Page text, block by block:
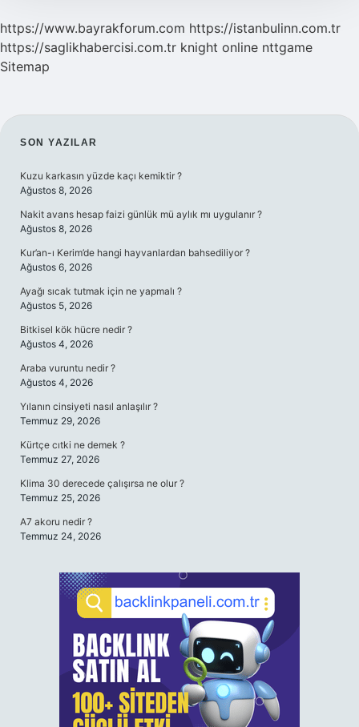
https://www.bayrakforum.com https://istanbulinn.com.tr
https://saglikhabercisi.com.tr knight online nttgame
Sitemap
SIDEBAR
SON YAZILAR
Kuzu karkasın yüzde kaçı kemiktir ?
Ağustos 8, 2026
Nakit avans hesap faizi günlük mü aylık mı uygulanır ?
Ağustos 8, 2026
Kur’an-ı Kerim’de hangi hayvanlardan bahsediliyor ?
Ağustos 6, 2026
Ayağı sıcak tutmak için ne yapmalı ?
Ağustos 5, 2026
Bitkisel kök hücre nedir ?
Ağustos 4, 2026
Araba vuruntu nedir ?
Ağustos 4, 2026
Yılanın cinsiyeti nasıl anlaşılır ?
Temmuz 29, 2026
Kürtçe cıtki ne demek ?
Temmuz 27, 2026
Klima 30 derecede çalışırsa ne olur ?
Temmuz 25, 2026
A7 akoru nedir ?
Temmuz 24, 2026